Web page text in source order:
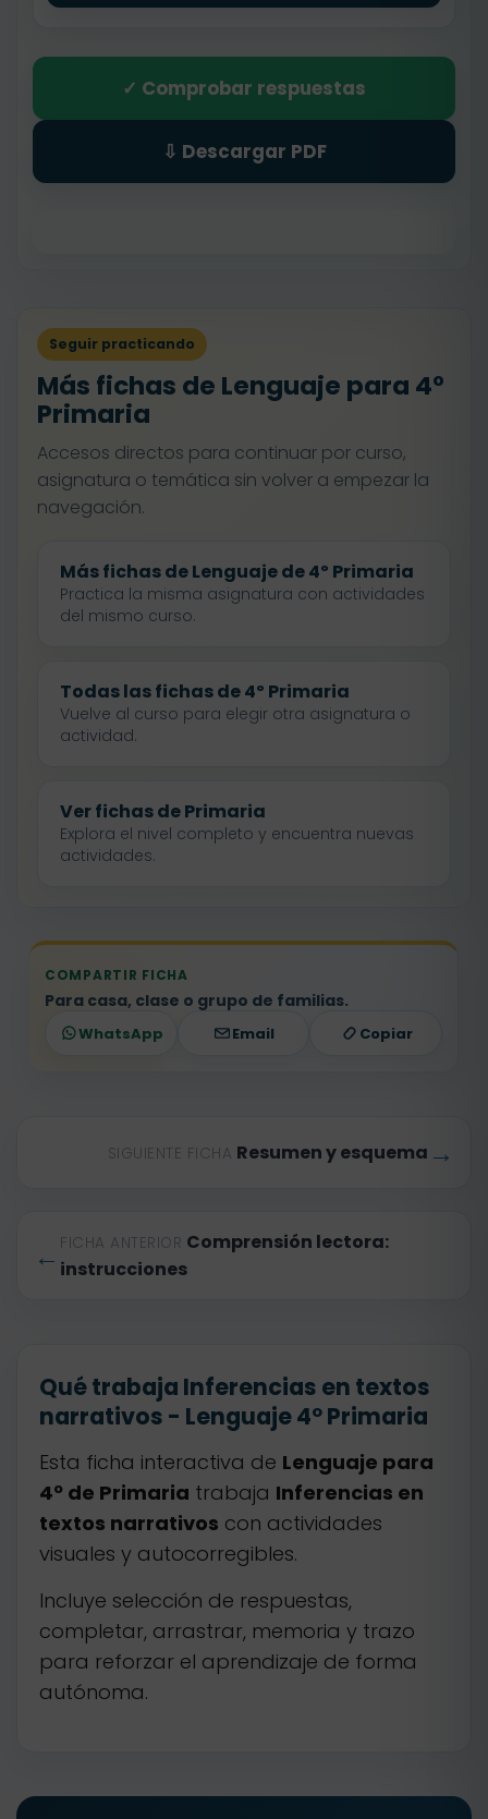
✓ Comprobar respuestas
⇩ Descargar PDF
Seguir practicando
Más fichas de Lenguaje para 4º
Primaria
Accesos directos para continuar por curso,
asignatura o temática sin volver a empezar la
navegación.
Más fichas de Lenguaje de 4º Primaria
Practica la misma asignatura con actividades
del mismo curso.
Todas las fichas de 4º Primaria
Vuelve al curso para elegir otra asignatura o
actividad.
Ver fichas de Primaria
Explora el nivel completo y encuentra nuevas
actividades.
COMPARTIR FICHA
Para casa, clase o grupo de familias.
WhatsApp Email Copiar
← FICHA ANTERIOR Comprensión lectora:
instrucciones
SIGUIENTE FICHA Resumen y esquema →
Qué trabaja Inferencias en textos
narrativos - Lenguaje 4º Primaria
Esta ficha interactiva de Lenguaje para
4º de Primaria trabaja Inferencias en
textos narrativos con actividades
visuales y autocorregibles.
Incluye selección de respuestas,
completar, arrastrar, memoria y trazo
para reforzar el aprendizaje de forma
autónoma.